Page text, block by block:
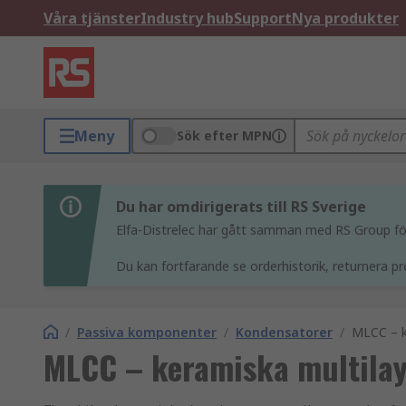
Våra tjänsterIndustry hubSupportNya produkter
Meny Sök efter MPN
Du har omdirigerats till RS Sverige
Elfa-Distrelec har gått samman med RS Group
Du kan fortfarande se orderhistorik, returnera
/ Passiva komponenter / Kondensatorer / MLCC –
MLCC – keramiska